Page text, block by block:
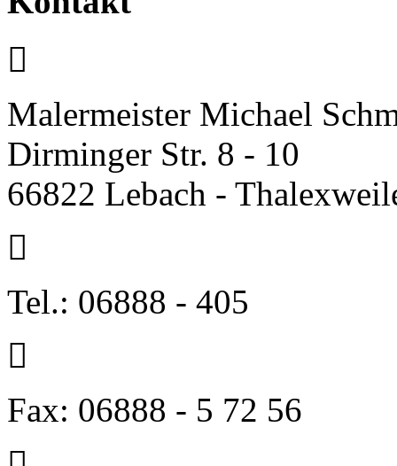
Malermeister Michael
Dirminger Str. 8 - 10
66822 Lebach -
Tel.: 06888 - 405
Fax: 06888 - 5 72 56